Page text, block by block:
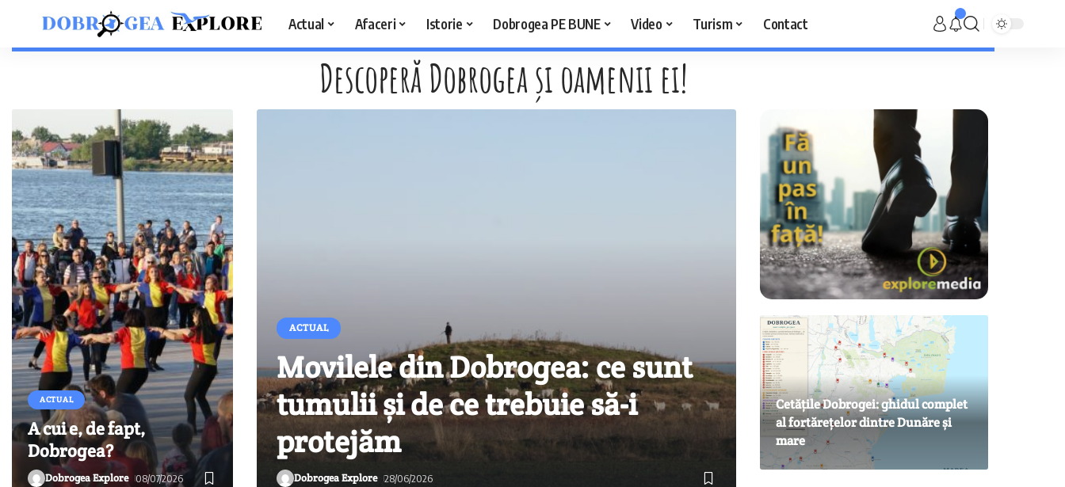
Actual Afaceri Istorie Dobrogea PE BUNE Video Turism Contact
Descoperă Dobrogea și oamenii ei!
ACTUAL
A cui e, de fapt,
Dobrogea?
Dobrogea Explore 08/07/2026
ACTUAL
Movilele din Dobrogea: ce sunt
tumulii și de ce trebuie să-i
protejăm
Dobrogea Explore 28/06/2026
Cetățile Dobrogei: ghidul complet
al fortărețelor dintre Dunăre și
mare